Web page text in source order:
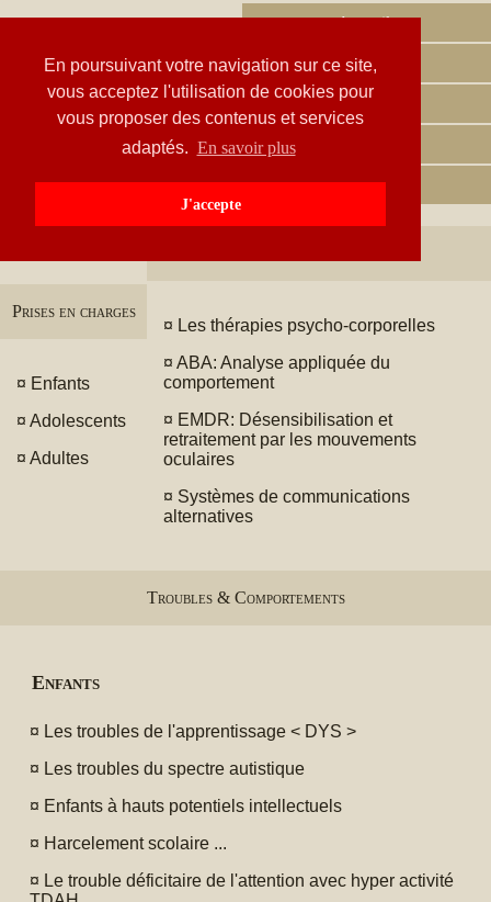
En poursuivant votre navigation sur ce site,
vous acceptez l'utilisation de cookies pour
vous proposer des contenus et services
adaptés. En savoir plus
J'accepte
Accueil
Contact
Conditions
Nouvelles
Prises en charges
¤ Enfants
¤ Adolescents
¤ Adultes
¤ Les thérapies psycho-corporelles
¤ABA: Analyse appliquée du
comportement
¤ EMDR: Désensibilisation et
retraitement par les mouvements
oculaires
¤ Systèmes de communications
alternatives
Troubles & Comportements
Enfants
¤ Les troubles de l'apprentissage < DYS >
¤ Les troubles du spectre autistique
¤ Enfants à hauts potentiels intellectuels
¤ Harcelement scolaire ...
¤ Le trouble déficitaire de l'attention avec hyper activité